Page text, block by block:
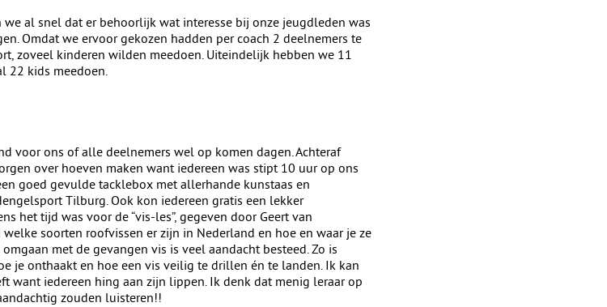
al snel dat er behoorlijk wat interesse bij onze jeugdleden was
Omdat we ervoor gekozen hadden per coach 2 deelnemers te
zoveel kinderen wilden meedoen. Uiteindelijk hebben we 11
22 kids meedoen.
voor ons of alle deelnemers wel op komen dagen. Achteraf
over hoeven maken want iedereen was stipt 10 uur op ons
goed gevulde tacklebox met allerhande kunstaas en
Tilburg. Ook kon iedereen gratis een lekker
het tijd was voor de “vis-les”, gegeven door Geert van
soorten roofvissen er zijn in Nederland en hoe en waar je ze
met de gevangen vis is veel aandacht besteed. Zo is
je onthaakt en hoe een vis veilig te drillen én te landen. Ik kan
want iedereen hing aan zijn lippen. Ik denk dat menig leraar op
zouden luisteren!!